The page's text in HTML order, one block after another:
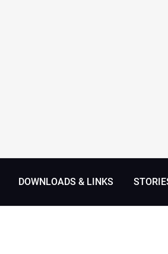
DOWNLOADS & LINKS